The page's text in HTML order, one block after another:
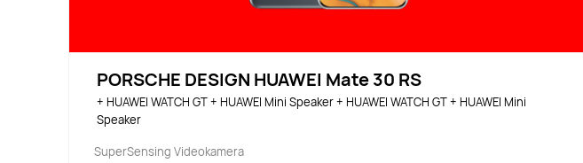
PORSCHE DESIGN HUAWEI Mate 30 RS
+ HUAWEI WATCH GT + HUAWEI Mini Speaker + HUAWEI WATCH GT + HUAWEI Mini
Speaker
SuperSensing Videokamera